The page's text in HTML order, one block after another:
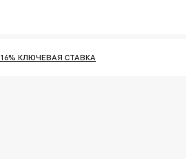
16% КЛЮЧЕВАЯ СТАВКА